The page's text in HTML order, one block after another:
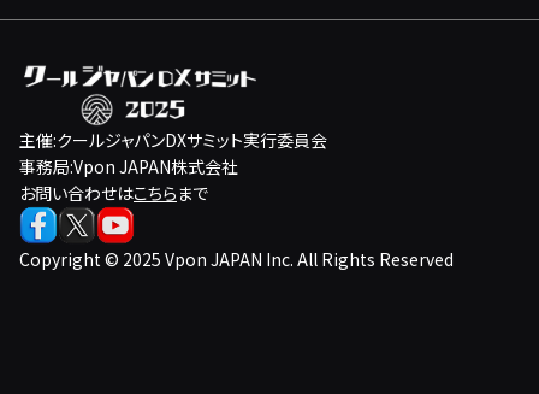
主催:クールジャパンDXサミット実行委員会
事務局:Vpon JAPAN株式会社
お問い合わせはこちらまで
Copyright © 2025 Vpon JAPAN Inc. All Rights Reserved